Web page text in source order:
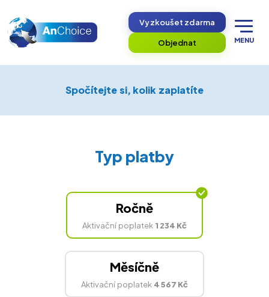
Vyzkoušet zdarma
Objednat MENU
Spočítejte si, kolik zaplatíte
Typ platby
Ročně
Aktivační poplatek 1 234 Kč
Měsíčně
Aktivační poplatek 4 567 Kč